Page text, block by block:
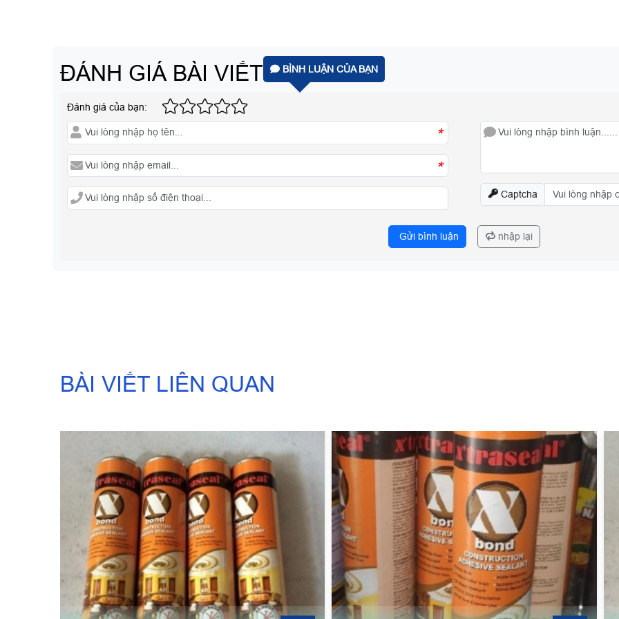
ĐÁNH GIÁ BÀI VIẾT BÌNH LUẬN CỦA BẠN
Đánh giá của bạn:
*
*
Captcha
Gửi bình luận nhập lại
BÀI VIẾT LIÊN QUAN